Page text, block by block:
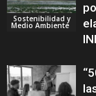
Sostenibilidad y
Medio Ambiente